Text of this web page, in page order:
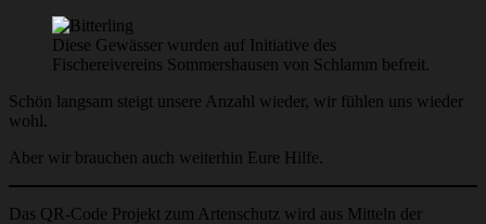
Diese Gewässer wurden auf Initiative des
Fischereivereins Sommershausen von Schlamm befreit.
Schön langsam steigt unsere Anzahl wieder, wir fühlen uns wieder
wohl.
Aber wir brauchen auch weiterhin Eure Hilfe.
Das QR-Code Projekt zum Artenschutz wird aus Mitteln der